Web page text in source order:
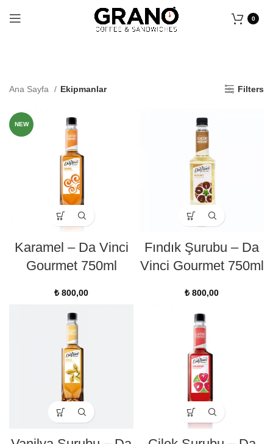
0
Ana Sayfa Ekipmanlar Filters
NEW
Karamel – Da Vinci
Gourmet 750ml
₺ 800,00
Fındık Şurubu – Da
Vinci Gourmet 750ml
₺ 800,00